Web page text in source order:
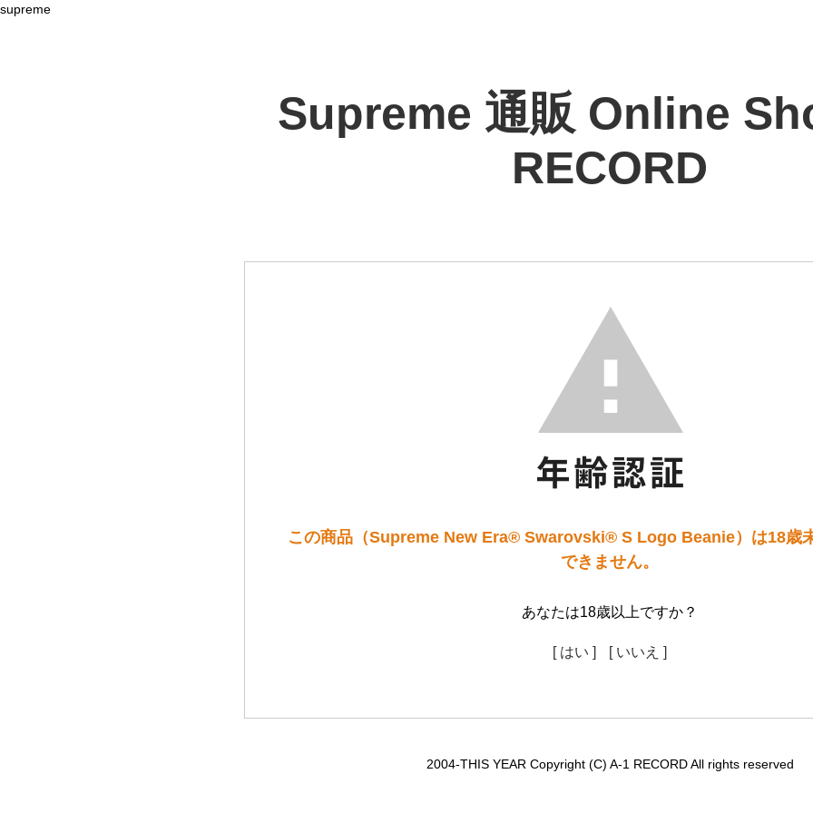
supreme
Supreme 通販 Online
RECORD
この商品（Supreme New Era® Swarovski® S Logo Beanie）は18歳
できません。
あなたは18歳以上ですか？
[ はい ] [ いいえ ]
2004-THIS YEAR Copyright (C) A-1 RECORD All rights reserved